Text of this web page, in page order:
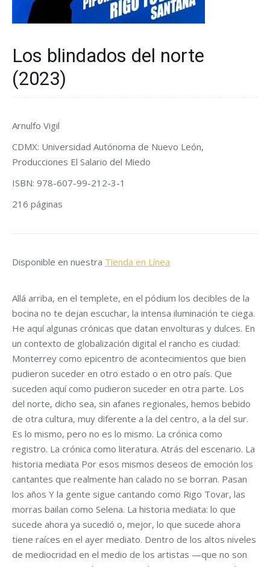
Los blindados del norte
(2023)
Arnulfo Vigil
CDMX: Universidad Autónoma de Nuevo León,
Producciones El Salario del Miedo
ISBN: 978-607-99-212-3-1
216 páginas
Disponible en nuestra Tienda en Línea
Allá arriba, en el templete, en el pódium los decibles de la
bocina no te dejan escuchar, la intensa iluminación te ciega.
He aquí algunas crónicas que datan envolturas y dulces. En
un contexto de globalización digital el rancho es ciudad:
Monterrey como epicentro de acontecimientos que bien
pudieron suceder en otro estado o en otro país. Que
suceden aquí como pudieron suceder en otra parte. Los
del norte, dicho sea, sin afanes regionales, hemos bebido
de otra cultura, muy diferente a la del centro, a la del sur.
Es lo mismo, pero no es lo mismo. La crónica como
registro. La crónica como literatura. Atrás del escenario. La
historia mediata Por esos mismos deseos de emoción los
cantantes que realmente han calado no se borran. Pasan
los años Y la gente sigue cantando como Rigo Tovar, las
morras bailan como Selena. La historia mediata: lo que
sucede ahora ya sucedió o, mejor, lo que sucede ahora
tiene raíces en el ayer mediato. Dentro de los altos niveles
de mediocridad en el medio de los artistas —que no son